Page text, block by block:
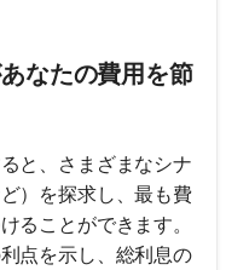
なたの費用を節
と、さまざまなシナ
）を探求し、最も費
ることができます。
点を示し、総利息の